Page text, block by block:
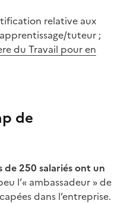
relative aux
tuteur ;
du Travail pour en
de
de 250 salariés ont un
l’« ambassadeur » de
dans l’entreprise.